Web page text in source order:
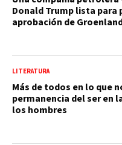
Donald Trump lista para
aprobación de
LITERATURA
Más de todos en lo que
permanencia del ser en
los hombres